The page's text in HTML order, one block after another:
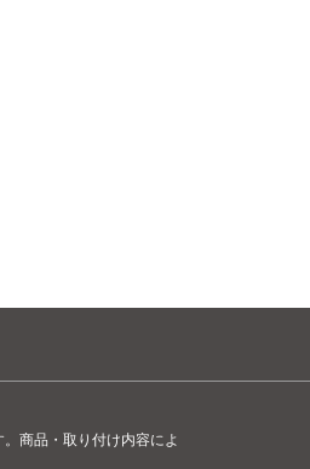
商品・取り付け内容によ